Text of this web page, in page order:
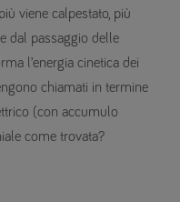
viene calpestato, più
dal passaggio delle
l’energia cinetica dei
chiamati in termine
(con accumulo
come trovata?